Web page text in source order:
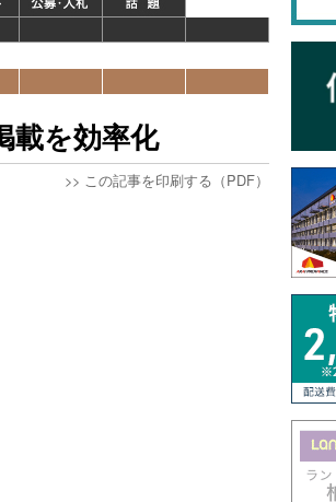
載を効率化
>> この記事を印刷する（PDF）